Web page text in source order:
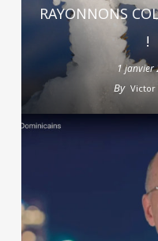
RAYONNONS
!
1 janvier
By Victor